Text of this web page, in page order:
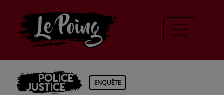
Police
Justice ENQUÊTE